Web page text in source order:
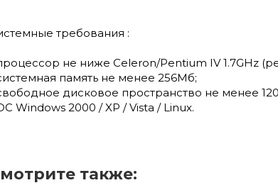
требования :
не ниже Сeleron/Pentium IV 1.7GHz
память не менее 256Мб;
дисковое пространство не менее
Windows 2000 / XP / Vista / Linux.
также: